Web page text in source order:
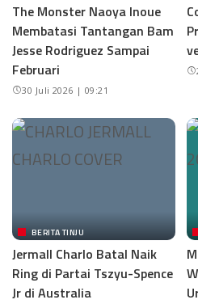
The Monster Naoya Inoue
Membatasi Tantangan Bam
Jesse Rodriguez Sampai
Februari
30 Juli 2026 | 09:21
BERITA TINJU
Jermall Charlo Batal Naik
Ring di Partai Tszyu-Spence
Jr di Australia